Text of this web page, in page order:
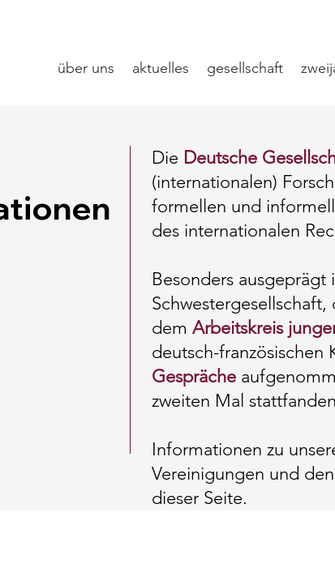
über uns aktuelles gesellschaft
Die Deutsche
(internationalen)
formellen und
des internationalen
Besonders
Schwestergesellschaft,
demArbeitskreis
deutsch-französischen
Gespräche
zweiten Mal
Informationen zu
Vereinigungen und
dieser Seite.